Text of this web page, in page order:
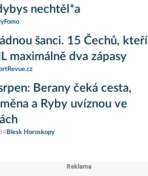
nechtěl*a
šanci. 15 Čechů, kteří
maximálně dva zápasy
Berany čeká cesta,
a Ryby uvíznou ve
Blesk Horoskopy